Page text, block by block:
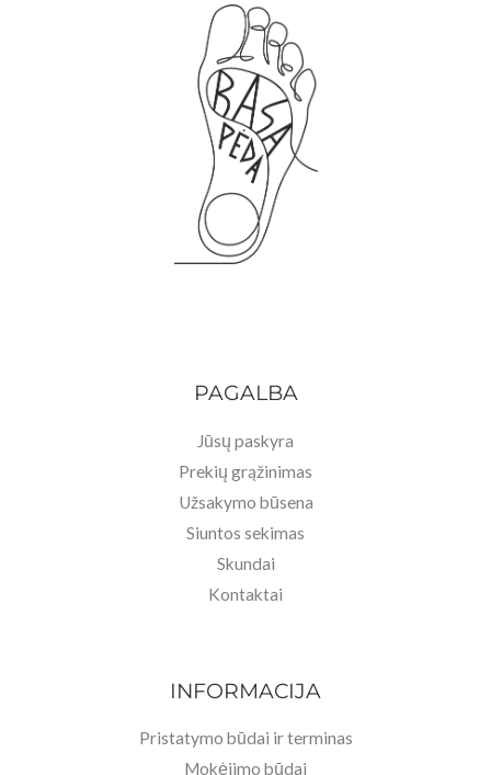
PAGALBA
Jūsų paskyra
Prekių grąžinimas
Užsakymo būsena
Siuntos sekimas
Skundai
Kontaktai
INFORMACIJA
Pristatymo būdai ir terminas
Mokėjimo būdai